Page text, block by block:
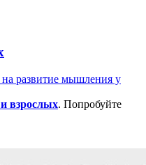
развитие мышления у
и взрослых. Попробуйте